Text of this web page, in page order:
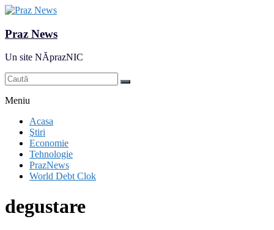
Praz News
Un site NĂprazNIC
Meniu
Acasa
Ştiri
Economie
Tehnologie
PrazNews
World Debt Clok
degustare